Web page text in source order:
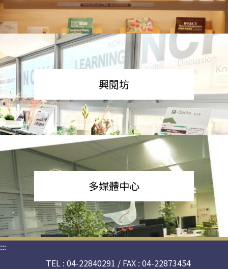
興閱坊
多媒體中心
:::
TEL : 04-22840291 / FAX : 04-22873454